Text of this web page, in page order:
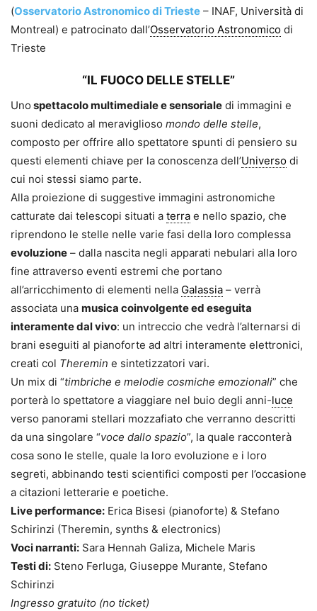
(Osservatorio Astronomico di Trieste – INAF, Università di
Montreal) e patrocinato dall’Osservatorio Astronomico di
Trieste
“IL FUOCO DELLE STELLE”
Uno spettacolo multimediale e sensoriale di immagini e
suoni dedicato al meraviglioso mondo delle stelle,
composto per offrire allo spettatore spunti di pensiero su
questi elementi chiave per la conoscenza dell’Universo di
cui noi stessi siamo parte.
Alla proiezione di suggestive immagini astronomiche
catturate dai telescopi situati a terra e nello spazio, che
riprendono le stelle nelle varie fasi della loro complessa
evoluzione – dalla nascita negli apparati nebulari alla loro
fine attraverso eventi estremi che portano
all’arricchimento di elementi nella Galassia – verrà
associata una musica coinvolgente ed eseguita
interamente dal vivo: un intreccio che vedrà l’alternarsi di
brani eseguiti al pianoforte ad altri interamente elettronici,
creati col Theremin e sintetizzatori vari.
Un mix di “timbriche e melodie cosmiche emozionali” che
porterà lo spettatore a viaggiare nel buio degli anni-luce
verso panorami stellari mozzafiato che verranno descritti
da una singolare “voce dallo spazio”, la quale racconterà
cosa sono le stelle, quale la loro evoluzione e i loro
segreti, abbinando testi scientifici composti per l’occasione
a citazioni letterarie e poetiche.
Live performance: Erica Bisesi (pianoforte) & Stefano
Schirinzi (Theremin, synths & electronics)
Voci narranti: Sara Hennah Galiza, Michele Maris
Testi di: Steno Ferluga, Giuseppe Murante, Stefano
Schirinzi
Ingresso gratuito (no ticket)